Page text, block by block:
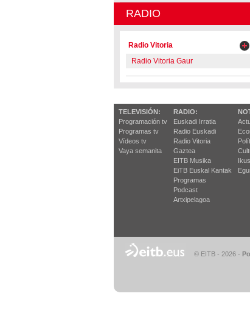
RADIO
Radio Vitoria
Radio Vitoria Gaur
TELEVISIÓN:
Programación tv
Programas tv
Vídeos tv
Vaya semanita
RADIO:
Euskadi Irratia
Radio Euskadi
Radio Vitoria
Gaztea
EITB Musika
EiTB Euskal Kantak
Programas
Podcast
Artxipelagoa
© EITB - 2026 -